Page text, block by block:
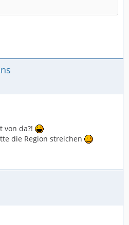
von da?!
die Region streichen